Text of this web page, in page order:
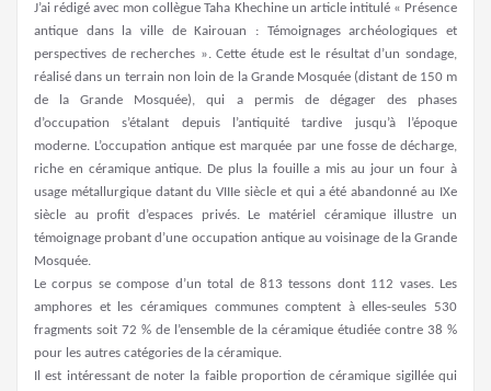
J’ai rédigé avec mon collègue Taha Khechine un article intitulé « Présence
antique dans la ville de Kairouan : Témoignages archéologiques et
perspectives de recherches ». Cette étude est le résultat d’un sondage,
réalisé dans un terrain non loin de la Grande Mosquée (distant de 150 m
de la Grande Mosquée), qui a permis de dégager des phases
d’occupation s’étalant depuis l’antiquité tardive jusqu’à l’époque
moderne. L’occupation antique est marquée par une fosse de décharge,
riche en céramique antique. De plus la fouille a mis au jour un four à
usage métallurgique datant du VIIIe siècle et qui a été abandonné au IXe
siècle au profit d’espaces privés. Le matériel céramique illustre un
témoignage probant d’une occupation antique au voisinage de la Grande
Mosquée.
Le corpus se compose d’un total de 813 tessons dont 112 vases. Les
amphores et les céramiques communes comptent à elles-seules 530
fragments soit 72 % de l’ensemble de la céramique étudiée contre 38 %
pour les autres catégories de la céramique.
Il est intéressant de noter la faible proportion de céramique sigillée qui